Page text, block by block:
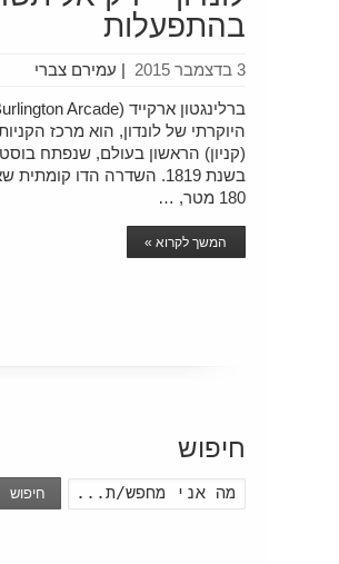
בהתפעלות
עמירם צברי | 3 בדצמבר 2015
היוקרתי של לונדון, הוא מרכז
(קניון) הראשון בעולם, שנפתח
בשנת 1819. השדרה הדו
180 מטר, …
המשך לקרוא »
חיפוש
חיפוש